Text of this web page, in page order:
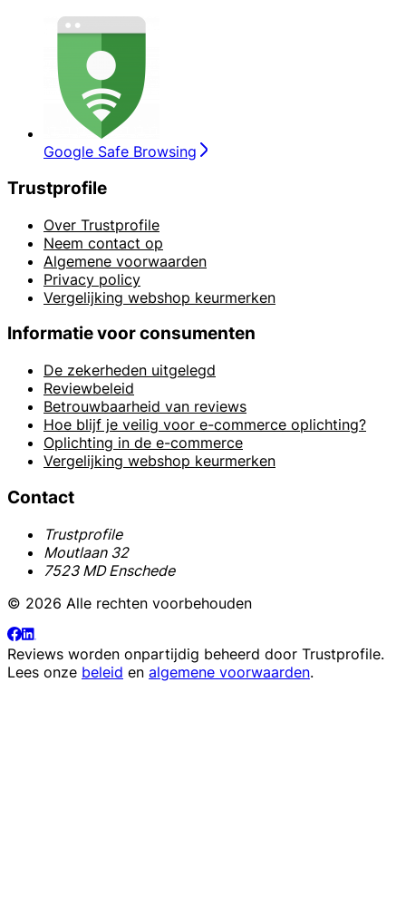
Google Safe Browsing
Trustprofile
Over Trustprofile
Neem contact op
Algemene voorwaarden
Privacy policy
Vergelijking webshop keurmerken
Informatie voor consumenten
De zekerheden uitgelegd
Reviewbeleid
Betrouwbaarheid van reviews
Hoe blijf je veilig voor e-commerce oplichting?
Oplichting in de e-commerce
Vergelijking webshop keurmerken
Contact
Trustprofile
Moutlaan 32
7523 MD Enschede
© 2026 Alle rechten voorbehouden
Reviews worden onpartijdig beheerd door Trustprofile.
Lees onze beleid en algemene voorwaarden.